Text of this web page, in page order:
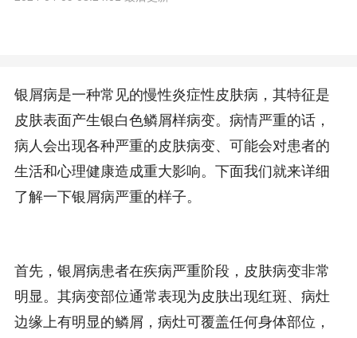
银屑病是一种常见的慢性炎症性皮肤病，其特征是
皮肤表面产生银白色鳞屑样病变。病情严重的话，
病人会出现各种严重的皮肤病变、可能会对患者的
生活和心理健康造成重大影响。下面我们就来详细
了解一下银屑病严重的样子。
首先，银屑病患者在疾病严重阶段，皮肤病变非常
明显。其病变部位通常表现为皮肤出现红斑、病灶
边缘上有明显的鳞屑，病灶可覆盖任何身体部位，